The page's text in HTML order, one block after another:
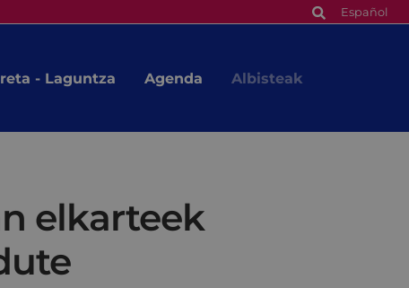
Español
- Laguntza Agenda Albisteak
elkarteek